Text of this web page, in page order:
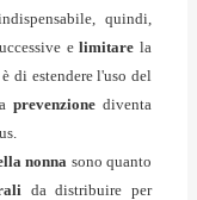
quindi,
elimitare la
è di estendere l'uso del
prevenzione diventa
nonna sono quanto
da distribuire per